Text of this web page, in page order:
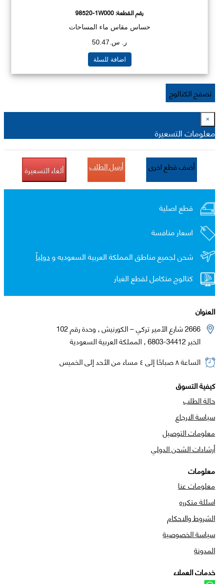
رقم القطعة:98520-1W000
حساس مقاس ماء المساحات
ر. س.50.47
اضافة للسلة
تصفح الكتالوج
×
معلومات التسعيرة
أضف قطع اخرى أرسل الطلب ألغاء التسعيرة
قطع اصلية
اسعار منافسة
شحن لجميع مناطق المملكة العربية السعوديه ودولياً
كتالوج متكامل لقطع الغيار
العنوان
2666 شارع الأمير تركي – الكورنيش , وحدة رقم 102
الخبر 34412-6803 , المملكة العربية السعودية
الساعة ٨ صباحًا إلى ٤ مساء من الأحد إلى الخميس
كيفية التسوق
حالة الطلب
سياسة الارجاع
معلومات التوصيل
أرشادات الشحن الدولي
معلومات
معلومات عنا
اسئلة متكرره
الشروط والاحكام
سياسة الخصوصية
المدونة
خدمات العملاء